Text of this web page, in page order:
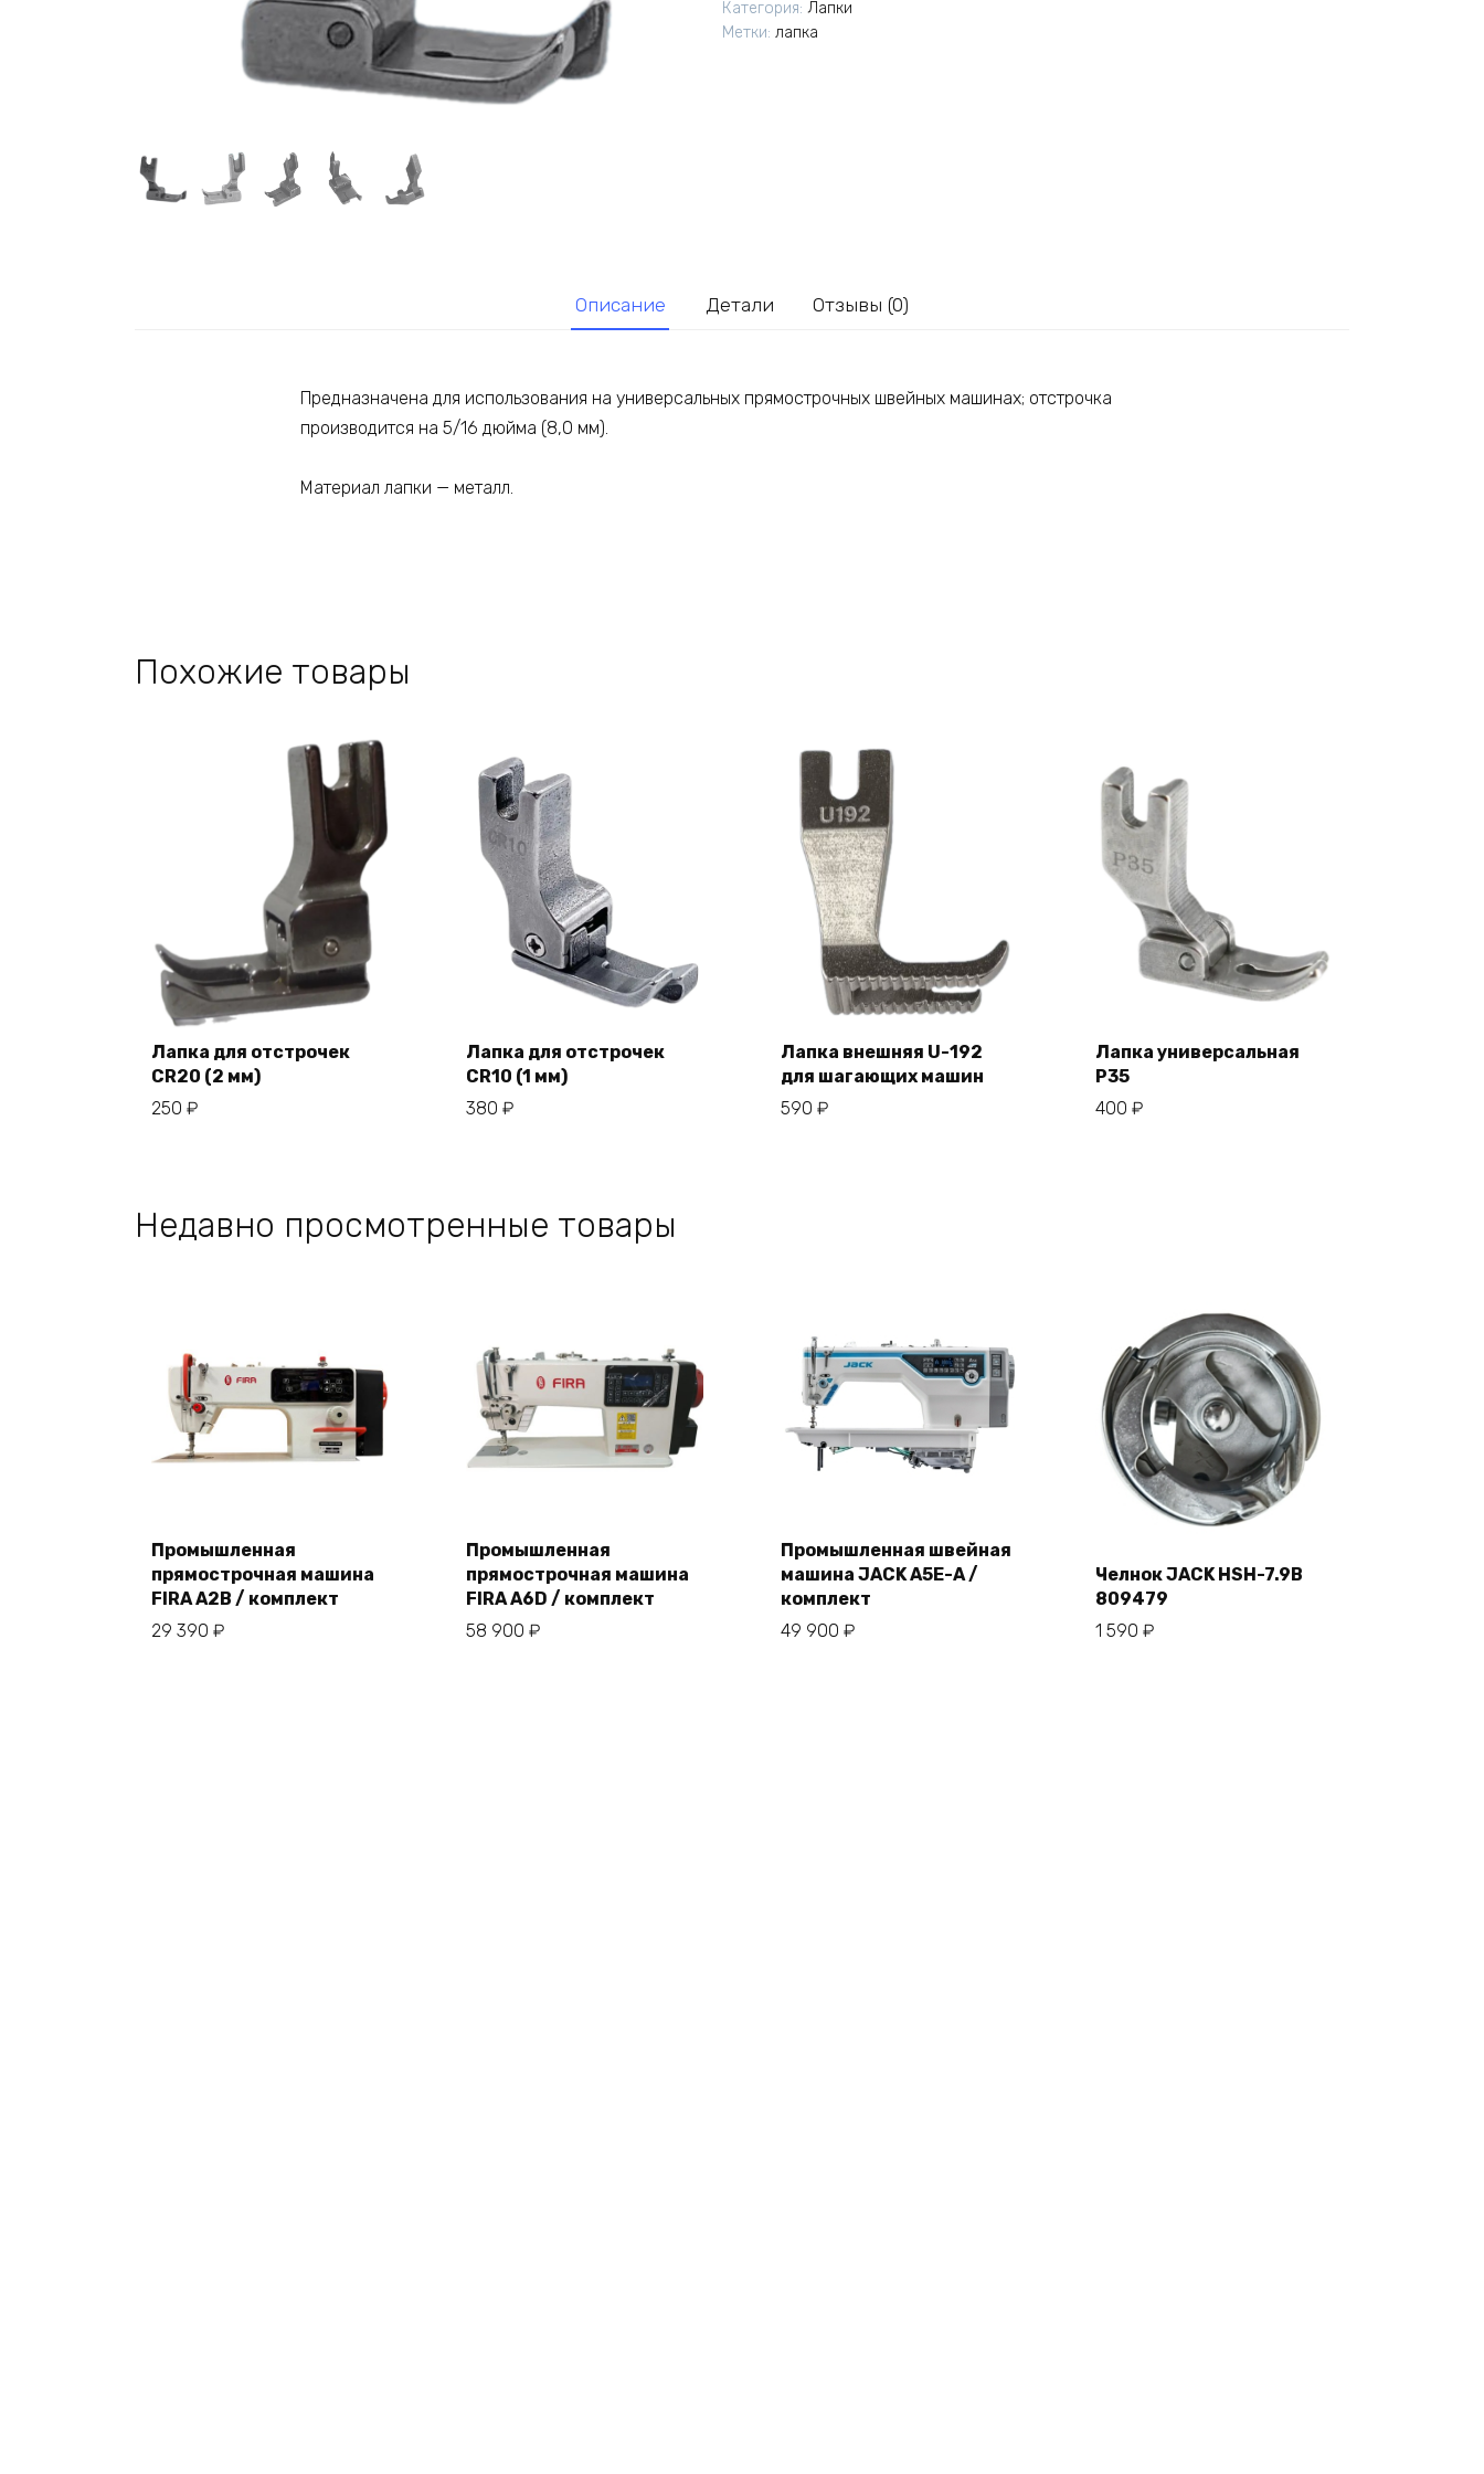
отстрочки
Категория: Лапки
Метки: лапка
Описание Детали Отзывы (0)
Предназначена для использования на универсальных прямострочных швейных машинах; отстрочка
производится на 5/16 дюйма (8,0 мм).
Материал лапки — металл.
Похожие товары
Лапка для отстрочек
CR20 (2 мм)
250 ₽
В корзину
Лапка для отстрочек
CR10 (1 мм)
380 ₽
Лапка внешняя U-192
для шагающих машин
590 ₽
Лапка универсальная
P35
400 ₽
Недавно просмотренные товары
В корзину
Промышленная
прямострочная машина
FIRA A2B / комплект
29 390 ₽
В корзину
Промышленная
прямострочная машина
FIRA A6D / комплект
58 900 ₽
Промышленная швейная
машина JACK A5E-A /
комплект
49 900 ₽
Челнок JACK HSH-7.9B
809479
1 590 ₽